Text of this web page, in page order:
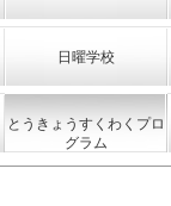
日曜学校
とうきょうすくわくプロ
グラム